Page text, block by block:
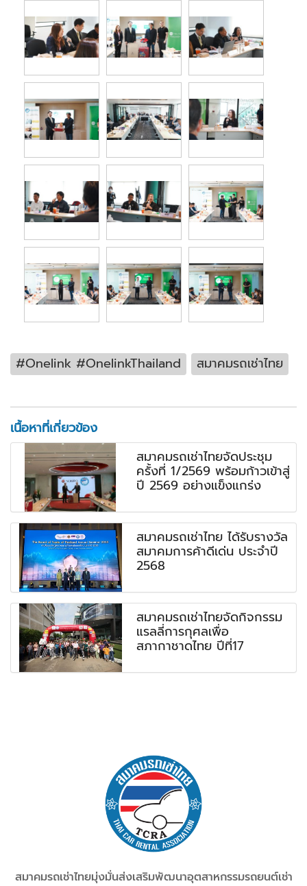
#Onelink #OnelinkThailand สมาคมรถเช่าไทย
เนื้อหาที่เกี่ยวข้อง
สมาคมรถเช่าไทยจัดประชุม
ครั้งที่ 1/2569 พร้อมก้าวเข้าสู่
ปี 2569 อย่างแข็งแกร่ง
สมาคมรถเช่าไทย ได้รับรางวัล
สมาคมการค้าดีเด่น ประจำปี
2568
สมาคมรถเช่าไทยจัดกิจกรรม
แรลลี่การกุศลเพื่อ
สภากาชาดไทย ปีที่17
สมาคมรถเช่าไทยมุ่งมั่นส่งเสริมพัฒนาอุตสาหกรรมรถยนต์เช่า